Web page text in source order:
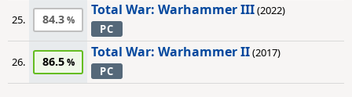
25. 84.3
Total War: Warhammer III(2022)
PC
26. 86.5
Total War: Warhammer II(2017)
PC